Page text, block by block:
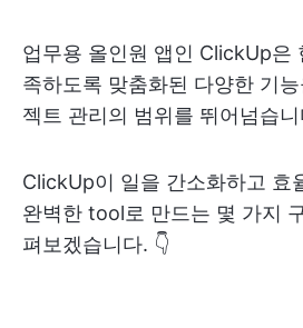
업무용 올인원 앱인 ClickUp은
족하도록 맞춤화된 다양한 기
젝트 관리의 범위를 뛰어넘습니
ClickUp이 일을 간소화하고 효
완벽한 tool로 만드는 몇 가지
펴보겠습니다. 👇